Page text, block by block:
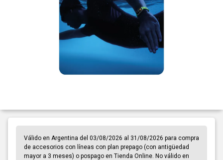
Válido en Argentina del 03/08/2026 al 31/08/2026 para compra
de accesorios con líneas con plan prepago (con antigüedad
mayor a 3 meses) o pospago en Tienda Online. No válido en